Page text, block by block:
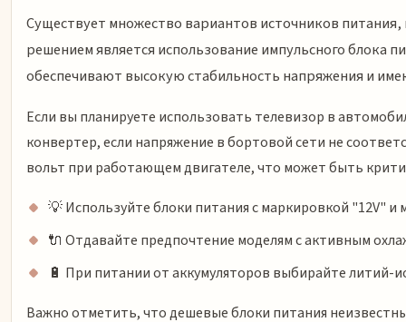
Существует множество вариантов источников
решением является использование импульсного
обеспечивают высокую стабильность напряжения и
Если вы планируете использовать телевизор в
конвертер, если напряжение в бортовой сети не
вольт при работающем двигателе, что может быть
💡 Используйте блоки питания с маркировкой "12V"
🔌 Отдавайте предпочтение моделям с активным
🔋 При питании от аккумуляторов выбирайте литий-
Важно отметить, что дешевые блоки питания